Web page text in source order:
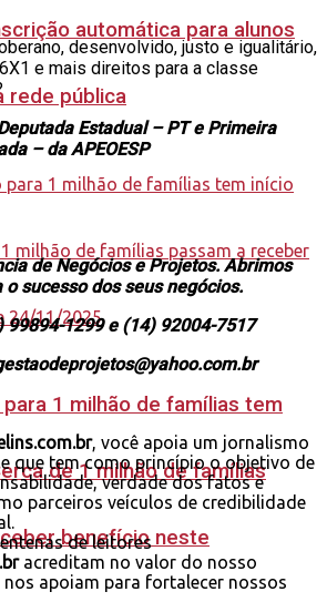
automática para alunos
rede pública
1 milhão de famílias tem
de 1 milhão de famílias
benefício neste
desenvolvido, justo e igualitário,
e mais direitos para a classe
Estadual – PT e Primeira
– da APEOESP
de Negócios e Projetos. Abrimos
o sucesso dos seus negócios.
99894-1299 e (14) 92004-7517
, você apoia um jornalismo
que tem como princípio o objetivo de
verdade dos fatos e
parceiros veículos de credibilidade
de leitores
acreditam no valor do nosso
apoiam para fortalecer nossos